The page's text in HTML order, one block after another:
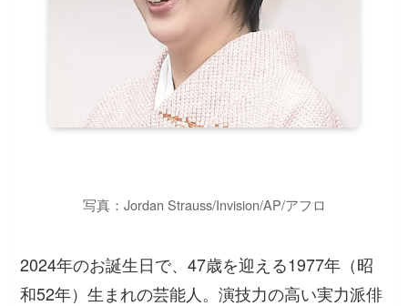
写真：Jordan Strauss/Invision/AP/アフロ
2024年のお誕生日で、47歳を迎える1977年（昭
和52年）生まれの芸能人。演技力の高い実力派俳